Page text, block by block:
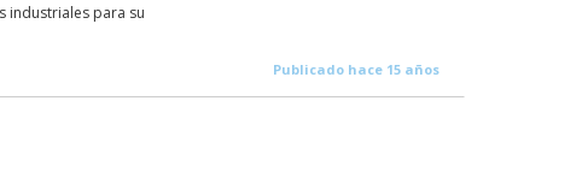
industriales para su
Publicado hace 15 años